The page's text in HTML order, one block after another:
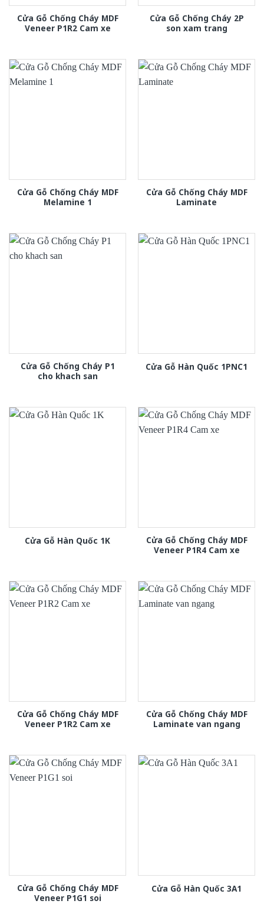
Cửa Gỗ Chống Cháy MDF
Veneer P1R2 Cam xe
Cửa Gỗ Chống Cháy 2P
son xam trang
Cửa Gỗ Chống Cháy MDF
Melamine 1
Cửa Gỗ Chống Cháy MDF
Laminate
Cửa Gỗ Chống Cháy P1
cho khach san
Cửa Gỗ Hàn Quốc 1PNC1
Cửa Gỗ Hàn Quốc 1K
Cửa Gỗ Chống Cháy MDF
Veneer P1R4 Cam xe
Cửa Gỗ Chống Cháy MDF
Veneer P1R2 Cam xe
Cửa Gỗ Chống Cháy MDF
Laminate van ngang
Cửa Gỗ Chống Cháy MDF
Veneer P1G1 soi
Cửa Gỗ Hàn Quốc 3A1